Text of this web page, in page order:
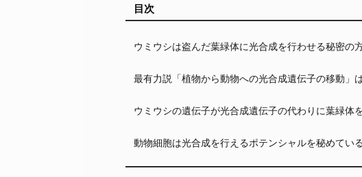
目次
ウミウシは盗んだ葉緑体に光合成を行わせる秘密の
最有力説「植物から動物への光合成遺伝子の移動」
ウミウシの遺伝子が光合成遺伝子の代わりに葉緑体
動物細胞は光合成を行えるポテンシャルを秘めてい